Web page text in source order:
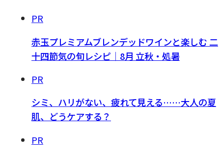
PR
赤玉プレミアムブレンデッドワインと楽しむ 二
十四節気の旬レシピ｜8月 立秋・処暑
PR
シミ、ハリがない、疲れて見える……大人の夏
肌、どうケアする？
PR